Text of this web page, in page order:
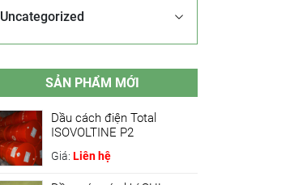
Uncategorized
SẢN PHẨM MỚI
Dầu cách điện Total
ISOVOLTINE P2
Giá: Liên hệ